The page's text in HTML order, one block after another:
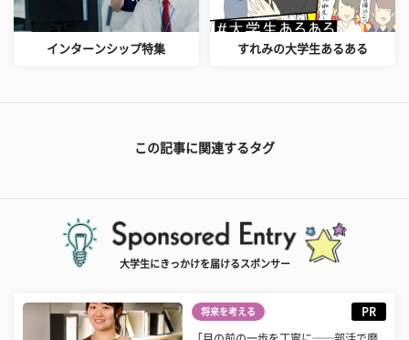
インターンシップ特集 すれみの大学生あるある
この記事に関連するタグ
大学生にきっかけを届けるスポンサー
将来を考える PR